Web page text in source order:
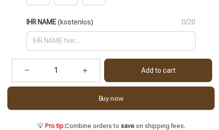
IHR NAME(kostenlos) 0/20
Add to cart
Buy now
💡 Pro tip:Combine orders to saveon shipping fees.